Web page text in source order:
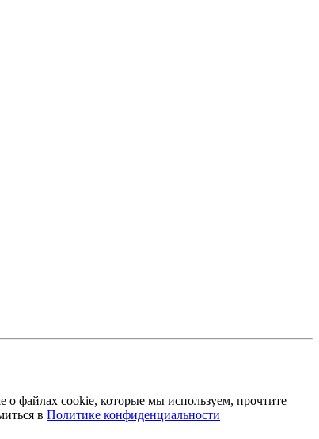
о файлах cookie, которые мы используем, прочтите
в Политике конфиденциальности